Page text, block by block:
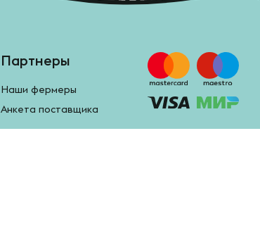
Партнеры
Наши фермеры
Анкета поставщика